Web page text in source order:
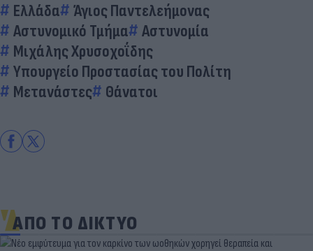
Ελλάδα
Άγιος Παντελεήμονας
Αστυνομικό Τμήμα
Αστυνομία
Μιχάλης Χρυσοχοΐδης
Υπουργείο Προστασίας του Πολίτη
Μετανάστες
Θάνατοι
ΑΠΟ ΤΟ ΔΙΚΤΥΟ